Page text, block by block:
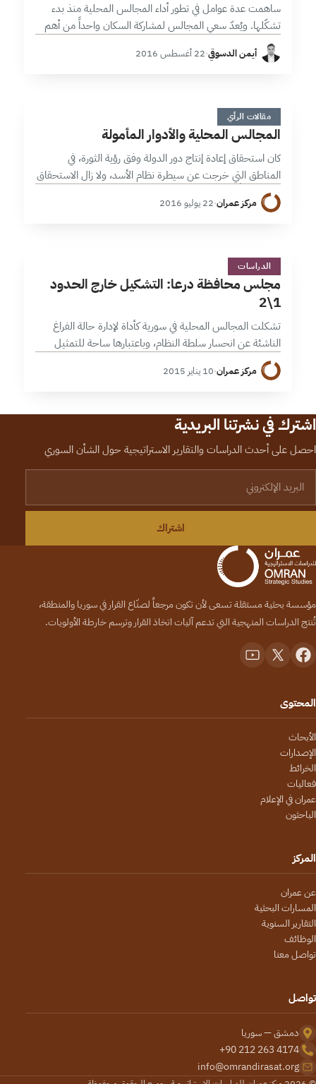
ساهمت عدة عوامل في تطور أداء المجالس المحلية منذ بدء
تشكّلها. ويُعدّ سعي المجالس لمشاركة السكان واحداً من أهم
تلك العوامل، حيث تتضمن أنظمتها الداخلية حق السكان
بالشكاية على أداء…
أيمن الدسوقي·22 أغسطس 2016
ا5 دقائق
مقالات الرأي
المجالس المحلية والأدوار المأمولة
كان استحقاق إعادة إنتاج دور الدولة وفق رؤية الثورة، في
المناطق التي خرجت عن سيطرة نظام الأسد، ولا زال الاستحقاق
الأكثر تحدياً، مع ما تطلبه ذلك من تعزيز مشاركة المجتمع…
مركز عمران·22 يوليو 2016
م2 دقائق
الدراسات
مجلس محافظة درعا: التشكيل خارج الحدود
1\2
تشكلت المجالس المحلية في سورية كأداة لإدارة حالة الفراغ
الناشئة عن انحسار سلطة النظام، وباعتبارها ساحة للتمثيل
والتنفيذ فقد تجاذبتها تيارات سياسية وقوى محلية وخارجية
لتمسي جزءاً من عملية التنافس…
مركز عمران·10 يناير 2015
اشترك في نشرتنا البريدية
احصل على أحدث الدراسات والتقارير الاستراتيجية حول الشأن السوري
اشتراك
مؤسسة بحثية مستقلة تسعى لأن تكون مرجعاً لصنّاع القرار في سوريا والمنطقة،
تُنتج الدراسات المنهجية التي تدعم آليات اتخاذ القرار وترسم خارطة الأولويات.
المحتوى
الأبحاث
الإصدارات
الخرائط
فعاليات
عمران في الإعلام
الباحثون
المركز
عن عمران
المسارات البحثية
التقارير السنوية
الوظائف
تواصل معنا
تواصل
دمشق — سوريا
+90 212 263 4174
info@omrandirasat.org